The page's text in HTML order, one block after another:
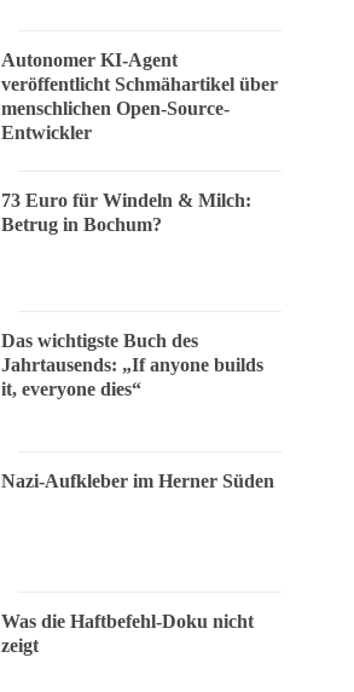
Autonomer KI-Agent
veröffentlicht Schmähartikel über
menschlichen Open-Source-
Entwickler
73 Euro für Windeln & Milch:
Betrug in Bochum?
Das wichtigste Buch des
Jahrtausends: „If anyone builds
it, everyone dies“
Nazi-Aufkleber im Herner Süden
Was die Haftbefehl-Doku nicht
zeigt